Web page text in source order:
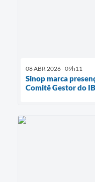
08 ABR 2026 - 09h11
Sinop marca
Comitê Gestor do